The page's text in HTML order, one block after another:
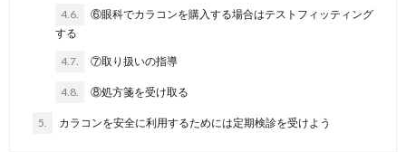
4.6.
⑥眼科でカラコンを購入する場合はテストフィッティング
する
4.7. ⑦取り扱いの指導
4.8. ⑧処方箋を受け取る
5. カラコンを安全に利用するためには定期検診を受けよう